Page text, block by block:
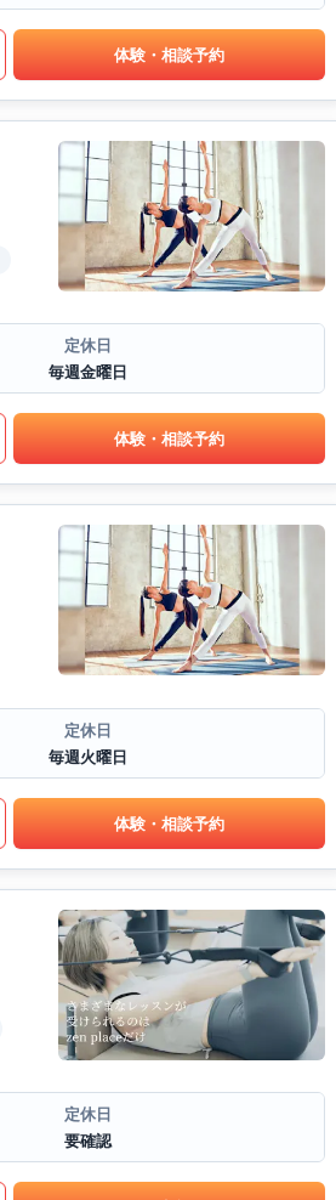
体験・相談予約
定休日
毎週金曜日
体験・相談予約
定休日
毎週火曜日
体験・相談予約
定休日
要確認